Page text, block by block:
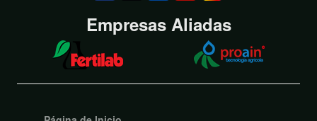
Empresas Aliadas